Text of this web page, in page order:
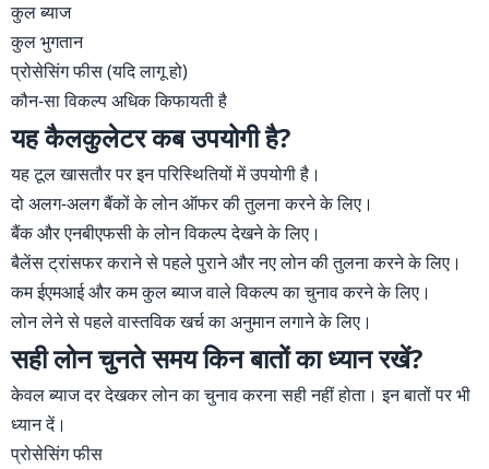
कुल ब्याज
कुल भुगतान
प्रोसेसिंग फीस (यदि लागू हो)
कौन-सा विकल्प अधिक किफायती है
यह कैलकुलेटर कब उपयोगी है?
यह टूल खासतौर पर इन परिस्थितियों में उपयोगी है।
दो अलग-अलग बैंकों के लोन ऑफर की तुलना करने के लिए।
बैंक और एनबीएफसी के लोन विकल्प देखने के लिए।
बैलेंस ट्रांसफर कराने से पहले पुराने और नए लोन की तुलना करने के लिए।
कम ईएमआई और कम कुल ब्याज वाले विकल्प का चुनाव करने के लिए।
लोन लेने से पहले वास्तविक खर्च का अनुमान लगाने के लिए।
सही लोन चुनते समय किन बातों का ध्यान रखें?
केवल ब्याज दर देखकर लोन का चुनाव करना सही नहीं होता। इन बातों पर भी
ध्यान दें।
प्रोसेसिंग फीस